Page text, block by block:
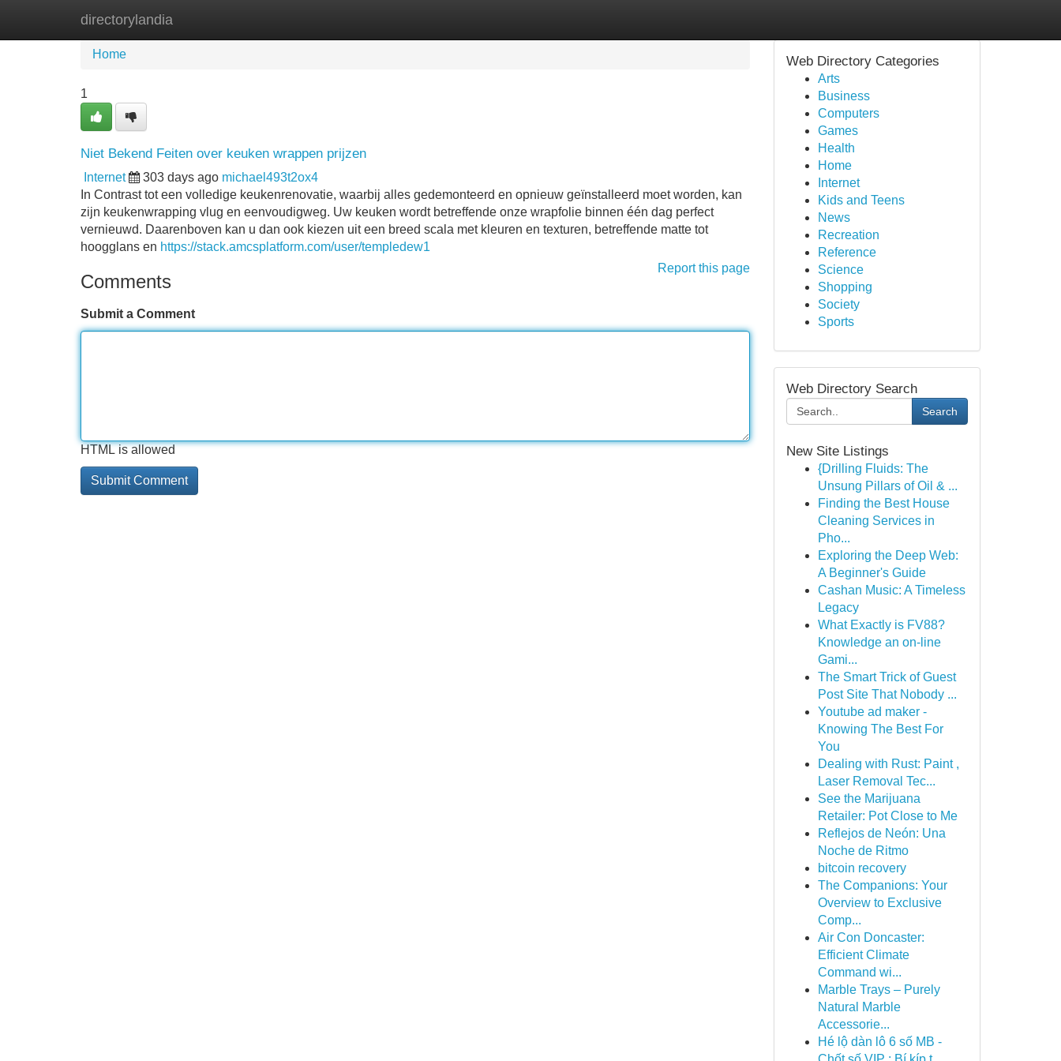
directorylandia
Home New Site Listings
Home
1
Niet Bekend Feiten over keuken wrappen prijzen
Internet 303 days ago michael493t2ox4
In Contrast tot een volledige keukenrenovatie, waarbij alles gedemonteerd en opnieuw geïnstalleerd moet worden, kan
zijn keukenwrapping vlug en eenvoudigweg. Uw keuken wordt betreffende onze wrapfolie binnen één dag perfect
vernieuwd. Daarenboven kan u dan ook kiezen uit een breed scala met kleuren en texturen, betreffende matte tot
hoogglans en https://stack.amcsplatform.com/user/templedew1
Report this page
Comments
Submit a Comment
HTML is allowed
Web Directory Categories
Arts
Business
Computers
Games
Health
Home
Internet
Kids and Teens
News
Recreation
Reference
Science
Shopping
Society
Sports
Web Directory Search
Search
New Site Listings
{Drilling Fluids: The
Unsung Pillars of Oil & ...
Finding the Best House
Cleaning Services in
Pho...
Exploring the Deep Web:
A Beginner's Guide
Cashan Music: A Timeless
Legacy
What Exactly is FV88?
Knowledge an on-line
Gami...
The Smart Trick of Guest
Post Site That Nobody ...
Youtube ad maker -
Knowing The Best For
You
Dealing with Rust: Paint ,
Laser Removal Tec...
See the Marijuana
Retailer: Pot Close to Me
Reflejos de Neón: Una
Noche de Ritmo
bitcoin recovery
The Companions: Your
Overview to Exclusive
Comp...
Air Con Doncaster:
Efficient Climate
Command wi...
Marble Trays – Purely
Natural Marble
Accessorie...
Hé lộ dàn lô 6 số MB -